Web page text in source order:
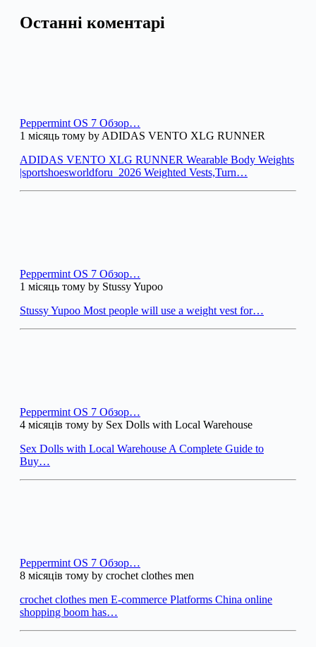
Останні коментарі
Peppermint OS 7 Обзор…
1 місяць тому by ADIDAS VENTO XLG RUNNER
ADIDAS VENTO XLG RUNNER Wearable Body Weights
|sportshoesworldforu_2026 Weighted Vests,Turn…
Peppermint OS 7 Обзор…
1 місяць тому by Stussy Yupoo
Stussy Yupoo Most people will use a weight vest for…
Peppermint OS 7 Обзор…
4 місяців тому by Sex Dolls with Local Warehouse
Sex Dolls with Local Warehouse A Complete Guide to
Buy…
Peppermint OS 7 Обзор…
8 місяців тому by crochet clothes men
crochet clothes men E-commerce Platforms China online
shopping boom has…